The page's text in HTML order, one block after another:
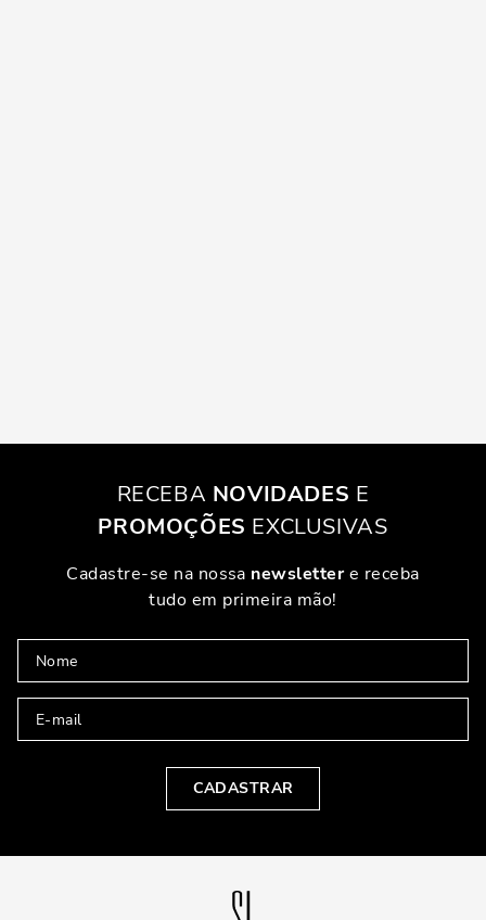
RECEBA NOVIDADES E
PROMOÇÕES EXCLUSIVAS
Cadastre-se na nossa newslettere receba
tudo em primeira mão!
CADASTRAR